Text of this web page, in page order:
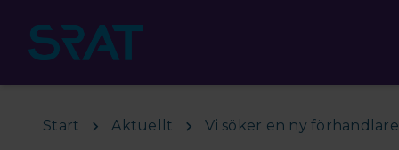
Start Aktuellt Vi söker en ny